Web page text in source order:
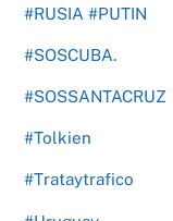
#RUSIA #PUTIN
#SOSCUBA.
#SOSSANTACRUZ
#Tolkien
#Trataytrafico